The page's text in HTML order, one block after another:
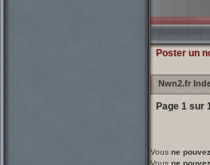
Poster un
Nwn2.fr
Page 1sur
Vous ne
Vous ne